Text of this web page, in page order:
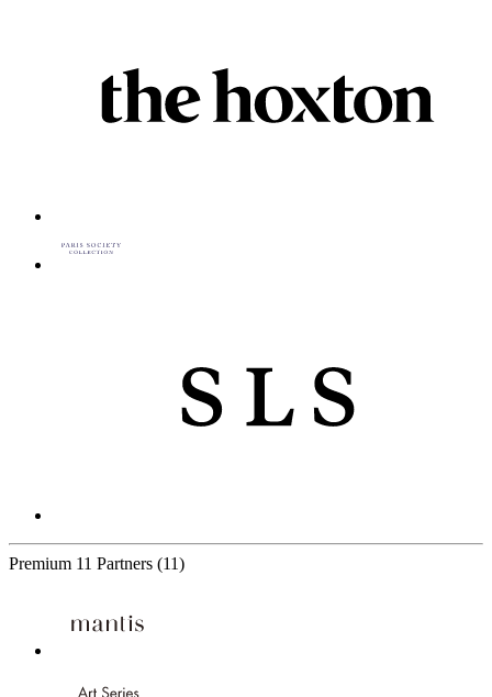
Premium 11 Partners (11)